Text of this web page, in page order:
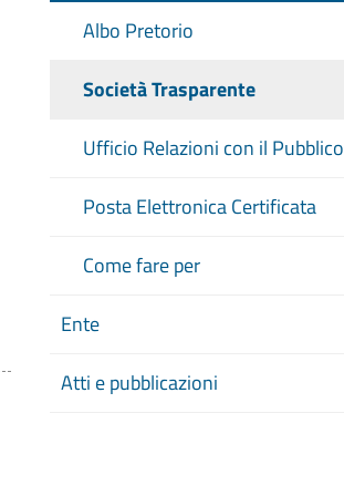
Albo Pretorio
Società Trasparente
Ufficio Relazioni con il Pubblico
Posta Elettronica Certificata
Come fare per
Ente
Atti e pubblicazioni